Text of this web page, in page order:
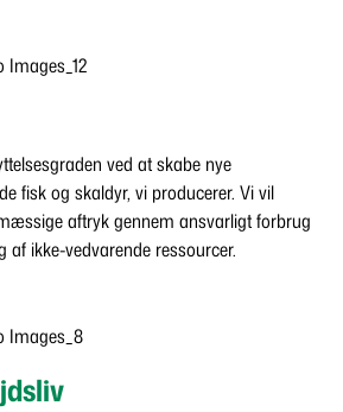
ved at skabe nye
fisk og skaldyr, vi producerer. Vi vil
aftryk gennem ansvarligt forbrug
ikke-vedvarende ressourcer.